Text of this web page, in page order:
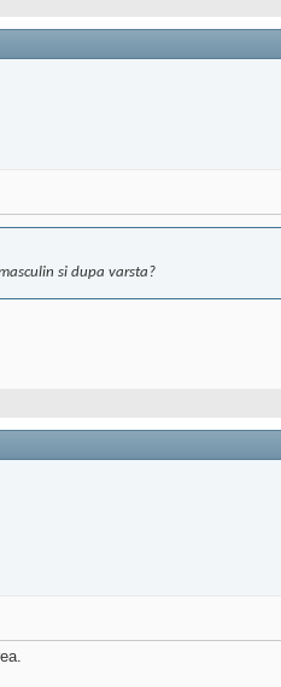
si dupa varsta?